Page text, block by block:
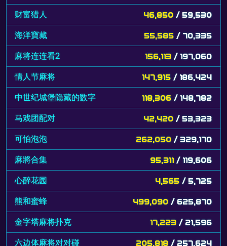
财富猎人 46,850 / 59,530
海洋寶藏 55,585 / 70,335
麻将连连看2 156,113 / 197,060
情人节麻将 147,915 / 186,424
中世纪城堡隐藏的数字 118,306 / 148,782
马戏团配对 42,420 / 53,323
可怕泡泡 262,050 / 329,170
麻將合集 95,311 / 119,606
心醉花园 4,565 / 5,725
熊和蜜蜂 499,090 / 625,870
金字塔麻将扑克 17,223 / 21,596
六边体麻将对对碰 205,818 / 257,624